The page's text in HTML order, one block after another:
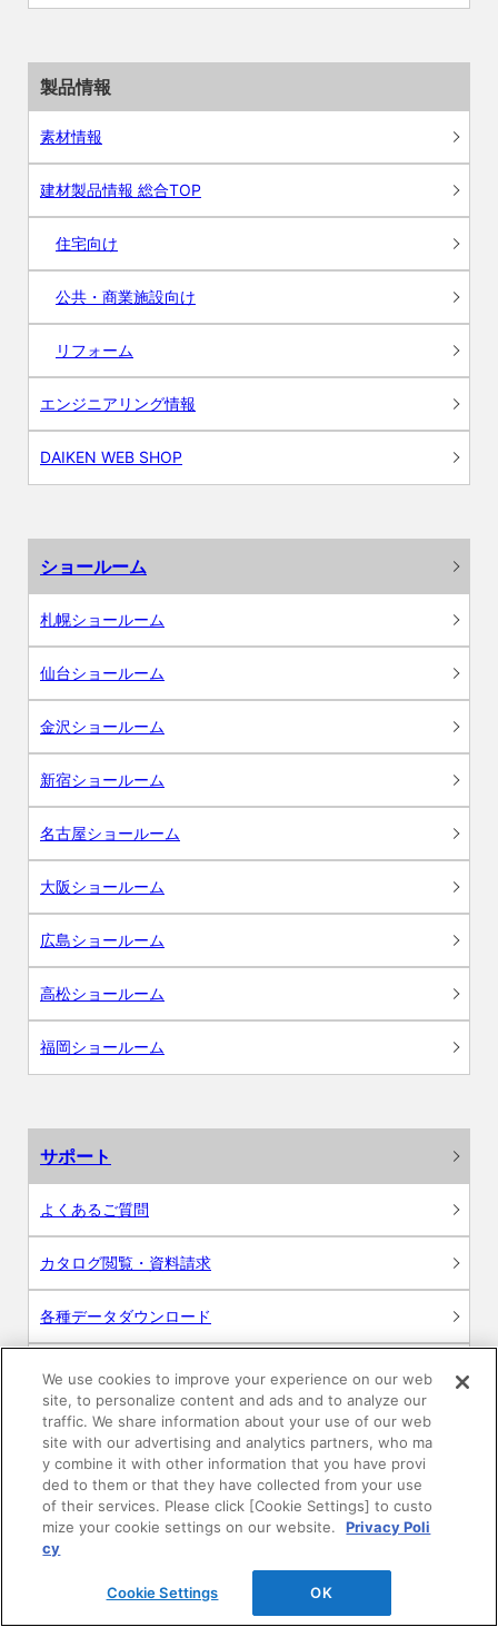
製品情報
素材情報
建材製品情報 総合TOP
住宅向け
公共・商業施設向け
リフォーム
エンジニアリング情報
DAIKEN WEB SHOP
ショールーム
札幌ショールーム
仙台ショールーム
金沢ショールーム
新宿ショールーム
名古屋ショールーム
大阪ショールーム
広島ショールーム
高松ショールーム
福岡ショールーム
サポート
よくあるご質問
カタログ閲覧・資料請求
各種データダウンロード
WEB見積・各種シミュレーション
交換用部品の購入
修理・点検
お問い合わせ
We use cookies to improve your experience on our web
site, to personalize content and ads and to analyze our
traffic. We share information about your use of our web
site with our advertising and analytics partners, who ma
y combine it with other information that you have provi
ded to them or that they have collected from your use
of their services. Please click [Cookie Settings] to custo
mize your cookie settings on our website.
Privacy Poli
cy
Cookie Settings OK